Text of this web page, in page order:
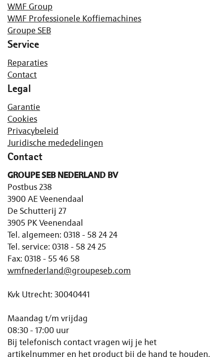
WMF Group
WMF Professionele Koffiemachines
Groupe SEB
Service
Reparaties
Contact
Legal
Garantie
Cookies
Privacybeleid
Juridische mededelingen
Contact
GROUPE SEB NEDERLAND BV
Postbus 238
3900 AE Veenendaal
De Schutterij 27
3905 PK Veenendaal
Tel. algemeen: 0318 - 58 24 24
Tel. service: 0318 - 58 24 25
Fax: 0318 - 55 46 58
wmfnederland@groupeseb.com
Kvk Utrecht: 30040441
Maandag t/m vrijdag
08:30 - 17:00 uur
Bij telefonisch contact vragen wij je het
artikelnummer en het product bij de hand te houden.